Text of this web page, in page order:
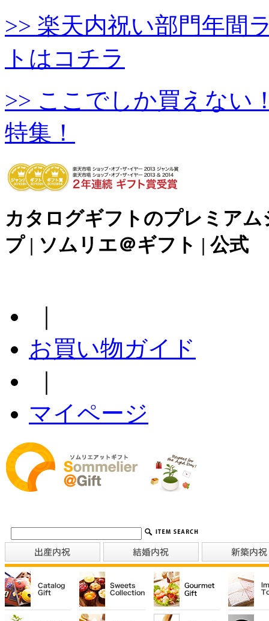
>> 楽天内祝い部門年間
トはコチラ
>> ここでしか買えない
特集！
カタログギフトのプレミアム
プ | ソムリエ＠ギフト | 公式
お買い物ガイド
マイページ